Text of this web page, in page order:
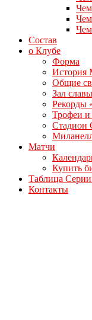
Состав
о Клубе
Форма
История
Общие
Зал
Рекорды
Трофеи
Стадион
Матчи
Купить
Таблица
Контакты